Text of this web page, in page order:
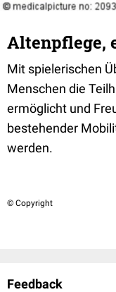
Altenpflege,
Mit spielerischen
Menschen die
ermöglicht und
bestehender
werden.
© Copyright
Feedback